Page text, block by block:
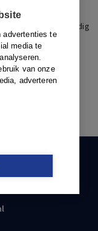
advertenties te
media te
van onze
adverteren
Schendig
werknemer